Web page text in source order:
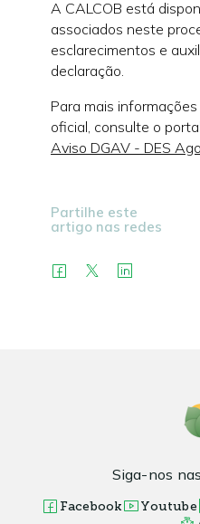
A CALCOB está
associados neste
esclarecimentos e
declaração.
Para mais
oficial, consulte o
Aviso DGAV - DES
Partilhe este
artigo nas redes
Siga-nos
Facebook Youtube